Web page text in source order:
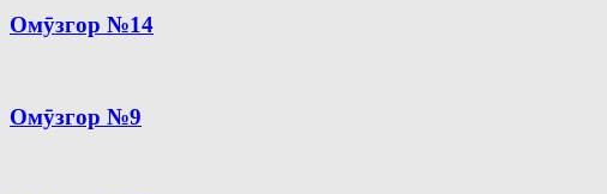
Омӯзгор №14
Омӯзгор №9